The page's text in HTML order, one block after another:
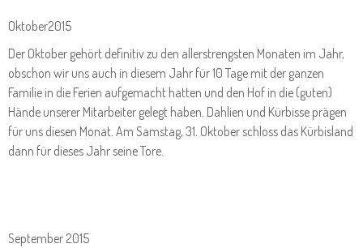
Oktober2015
Der Oktober gehört definitiv zu den allerstrengsten Monaten im Jahr,
obschon wir uns auch in diesem Jahr für 10 Tage mit der ganzen
Familie in die Ferien aufgemacht hatten und den Hof in die (guten)
Hände unserer Mitarbeiter gelegt haben. Dahlien und Kürbisse prägen
für uns diesen Monat. Am Samstag, 31. Oktober schloss das Kürbisland
dann für dieses Jahr seine Tore.
September 2015